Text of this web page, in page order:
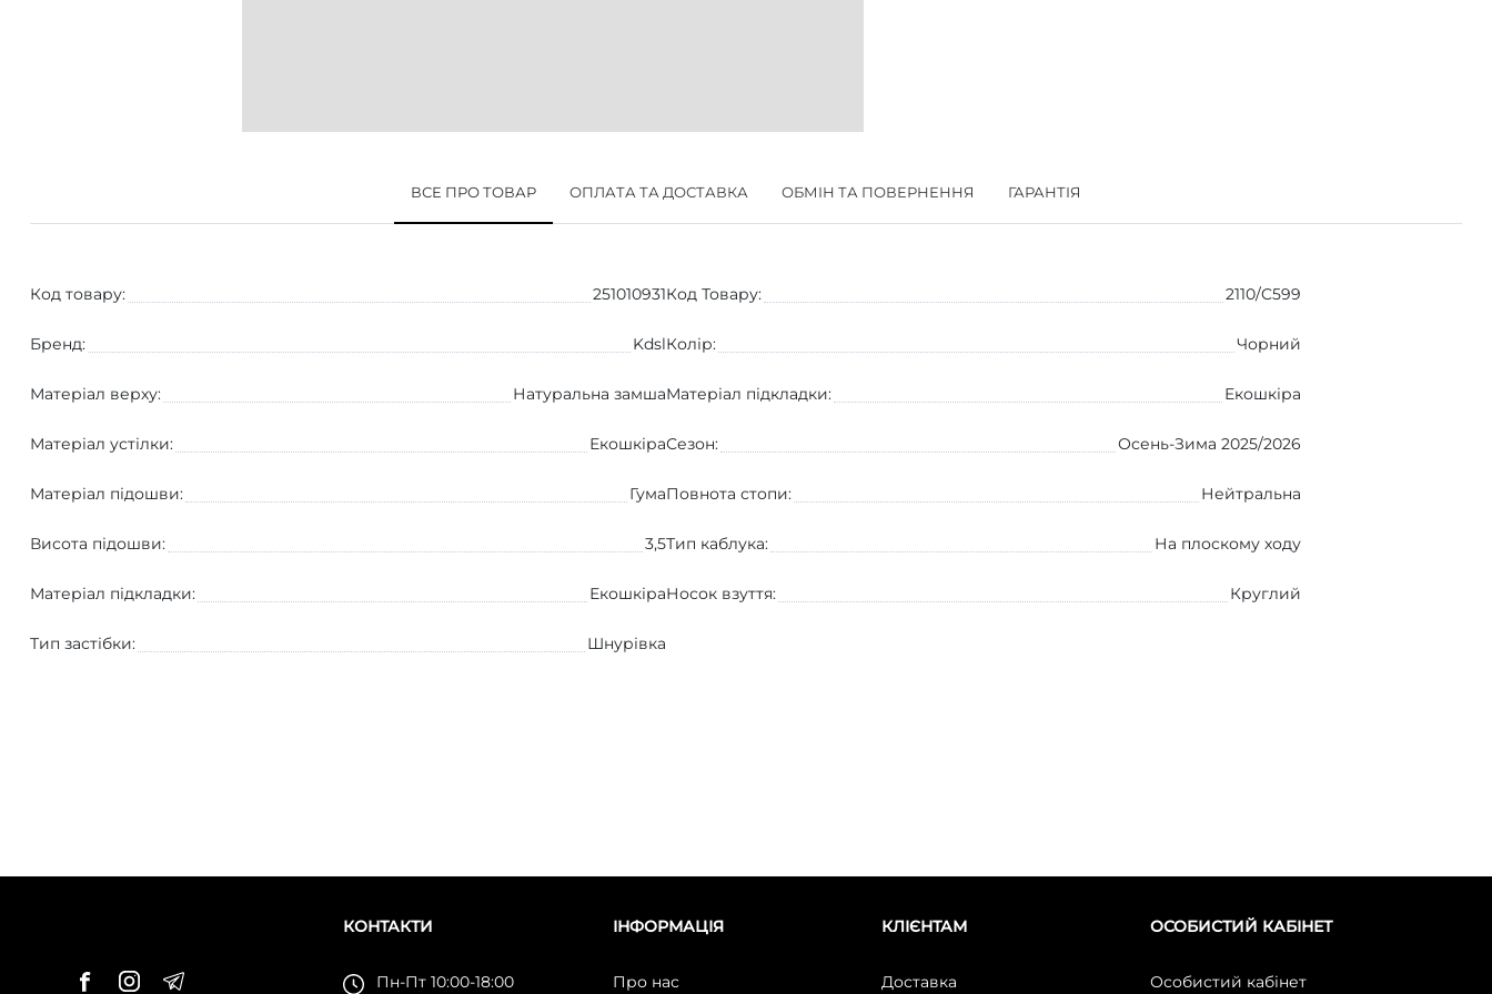
ВСЕ ПРО ТОВАР ОПЛАТА ТА ДОСТАВКА ОБМІН ТА ПОВЕРНЕННЯ ГАРАНТІЯ
Код товару: 251010931Код Товару: 2110/C599
Бренд: KdslКолір: Чорний
Матеріал верху: Натуральна замшаМатеріал підкладки: Екошкіра
Матеріал устілки: ЕкошкіраСезон: Осень-Зима 2025/2026
Матеріал підошви: ГумаПовнота стопи: Нейтральна
Висота підошви: 3,5Тип каблука: На плоскому ходу
Матеріал підкладки: ЕкошкіраНосок взуття: Круглий
Тип застібки: Шнурівка
КОНТАКТИ
Пн-Пт 10:00-18:00
ІНФОРМАЦІЯ
Про нас
КЛІЄНТАМ
Доставка
ОСОБИСТИЙ КАБІНЕТ
Особистий кабінет